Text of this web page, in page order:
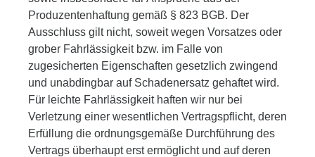
Produzentenhaftung gemäß § 823 BGB. Der
Ausschluss gilt nicht, soweit wegen Vorsatzes oder
grober Fahrlässigkeit bzw. im Falle von
zugesicherten Eigenschaften gesetzlich zwingend
und unabdingbar auf Schadenersatz gehaftet wird.
Für leichte Fahrlässigkeit haften wir nur bei
Verletzung einer wesentlichen Vertragspflicht, deren
Erfüllung die ordnungsgemäße Durchführung des
Vertrags überhaupt erst ermöglicht und auf deren